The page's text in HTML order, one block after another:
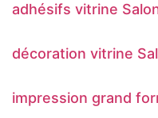
adhésifs vitrine
décoration vitrine
impression grand